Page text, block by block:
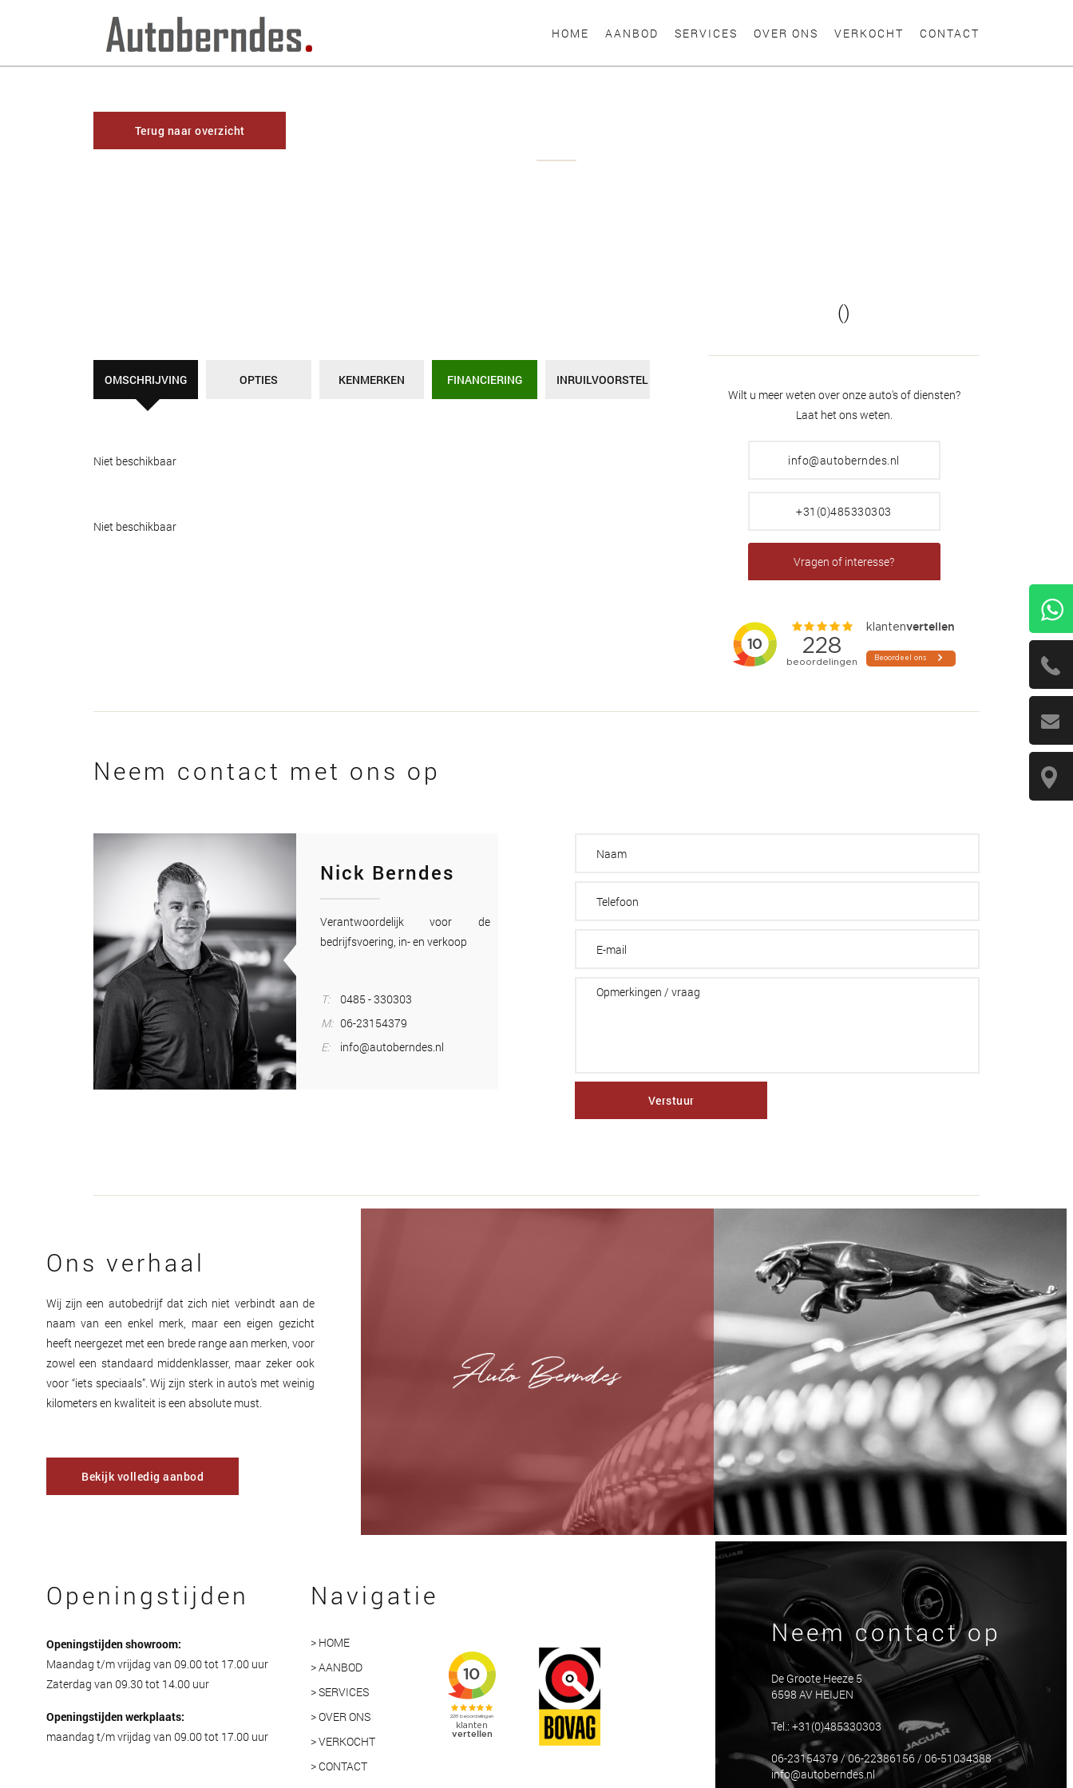
HOME AANBOD SERVICES OVER ONS VERKOCHT CONTACT
Terug naar overzicht
OMSCHRIJVING OPTIES KENMERKEN FINANCIERING INRUILVOORSTEL
Niet beschikbaar
Niet beschikbaar
()
Wilt u meer weten over onze auto's of diensten?
Laat het ons weten.
info@autoberndes.nl
+31(0)485330303
Vragen of interesse?
Neem contact met ons op
Nick Berndes
Verantwoordelijk voor de
bedrijfsvoering, in- en verkoop
T:
0485 - 330303
M: 06-23154379
E:
info@autoberndes.nl
Verstuur
Ons verhaal
Wij zijn een autobedrijf dat zich niet verbindt aan de
naam van een enkel merk, maar een eigen gezicht
heeft neergezet met een brede range aan merken, voor
zowel een standaard middenklasser, maar zeker ook
voor “iets speciaals”. Wij zijn sterk in auto’s met weinig
kilometers en kwaliteit is een absolute must.
Bekijk volledig aanbod
Openingstijden
Openingstijden showroom:
Maandag t/m vrijdag van 09.00 tot 17.00 uur
Zaterdag van 09.30 tot 14.00 uur
Openingstijden werkplaats:
maandag t/m vrijdag van 09.00 tot 17.00 uur
Navigatie
> HOME
> AANBOD
> SERVICES
> OVER ONS
> VERKOCHT
> CONTACT
Neem contact op
De Groote Heeze 5
6598 AV HEIJEN
Tel.: +31(0)485330303
06-23154379 / 06-22386156 / 06-51034388
info@autoberndes.nl